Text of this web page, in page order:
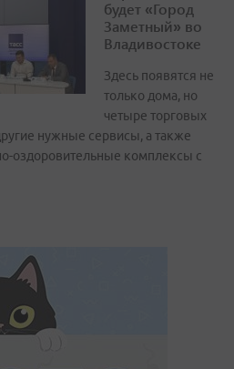
будет «Город
Заметный» во
Владивостоке
Здесь появятся не
только дома, но
четыре торговых
нужные сервисы, а также
оздоровительные комплексы с